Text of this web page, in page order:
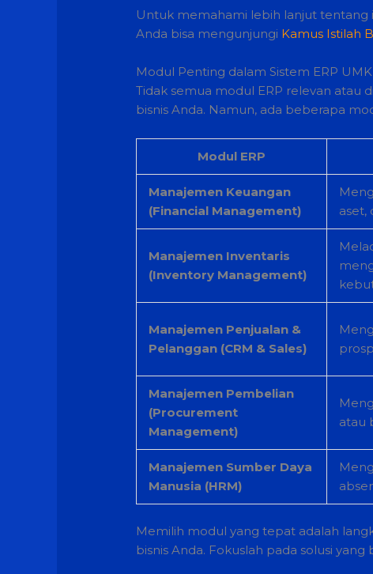
Untuk memahami lebih lanjut tentang
Anda bisa mengunjungi Kamus Istilah
Modul Penting dalam Sistem ERP
Tidak semua modul ERP relevan atau
bisnis Anda. Namun, ada beberapa
Modul ERP
Manajemen Keuangan
(Financial Management)
aset,
Manajemen Inventaris
(Inventory Management)
Manajemen Penjualan &
Pelanggan (CRM & Sales)
Manajemen Pembelian
(Procurement
Management)
atau
Manajemen Sumber Daya
Manusia (HRM)
Memilih modul yang tepat adalah
bisnis Anda. Fokuslah pada solusi